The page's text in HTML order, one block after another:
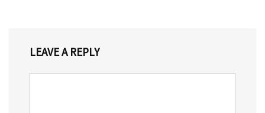
LEAVE A REPLY